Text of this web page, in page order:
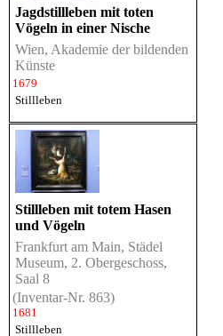
Jagdstillleben mit toten
Vögeln in einer Nische
Wien, Akademie der bildenden
Künste
1679
Stillleben
Stillleben mit totem Hasen
und Vögeln
Frankfurt am Main, Städel
Museum, 2. Obergeschoss,
Saal 8
(Inventar-Nr. 863)
1681
Stillleben